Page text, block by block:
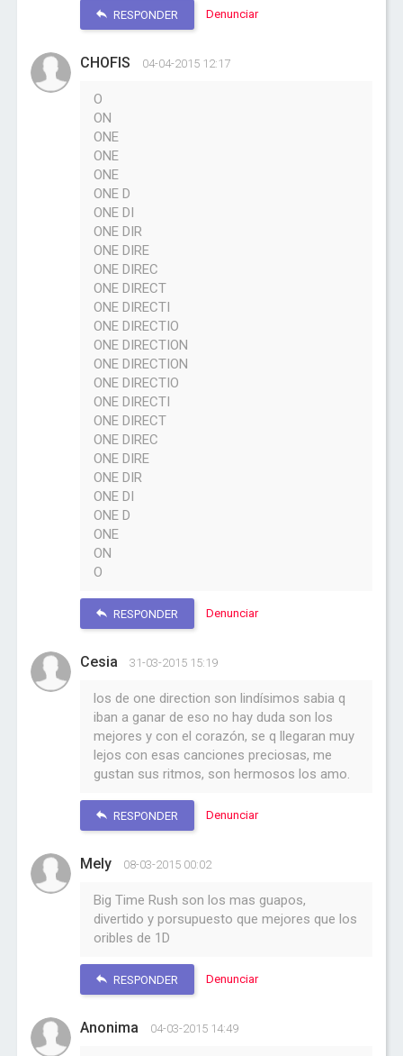
RESPONDER Denunciar
CHOFIS 04-04-2015 12:17
O
ON
ONE
ONE
ONE
ONE D
ONE DI
ONE DIR
ONE DIRE
ONE DIREC
ONE DIRECT
ONE DIRECTI
ONE DIRECTIO
ONE DIRECTION
ONE DIRECTION
ONE DIRECTIO
ONE DIRECTI
ONE DIRECT
ONE DIREC
ONE DIRE
ONE DIR
ONE DI
ONE D
ONE
ON
O
RESPONDER Denunciar
Cesia 31-03-2015 15:19
los de one direction son lindísimos sabia q
iban a ganar de eso no hay duda son los
mejores y con el corazón, se q llegaran muy
lejos con esas canciones preciosas, me
gustan sus ritmos, son hermosos los amo.
RESPONDER Denunciar
Mely 08-03-2015 00:02
Big Time Rush son los mas guapos,
divertido y porsupuesto que mejores que los
oribles de 1D
RESPONDER Denunciar
Anonima 04-03-2015 14:49